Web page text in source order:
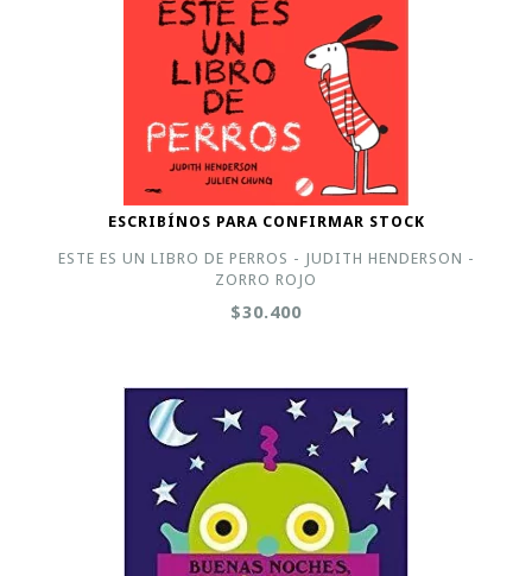
ESCRIBÍNOS PARA CONFIRMAR STOCK
ESTE ES UN LIBRO DE PERROS - JUDITH HENDERSON -
ZORRO ROJO
$30.400